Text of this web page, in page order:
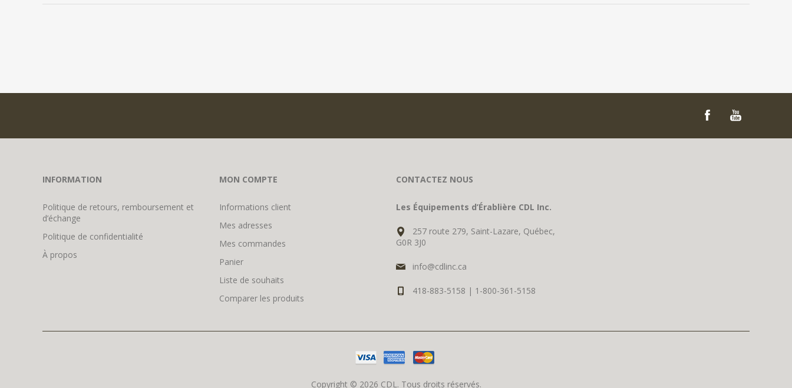
INFORMATION
Politique de retours, remboursement et
d’échange
Politique de confidentialité
À propos
MON COMPTE
Informations client
Mes adresses
Mes commandes
Panier
Liste de souhaits
Comparer les produits
CONTACTEZ NOUS
Les Équipements d’Érablière CDL Inc.
257 route 279, Saint-Lazare, Québec,
G0R 3J0
info@cdlinc.ca
418-883-5158 | 1-800-361-5158
Copyright © 2026 CDL. Tous droits réservés.